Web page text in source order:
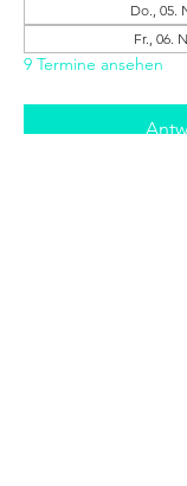
Do., 05.
Fr., 06.
9 Termine ansehen